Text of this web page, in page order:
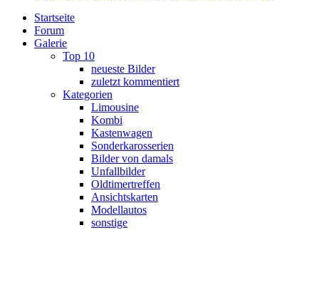
Startseite
Forum
Galerie
Top 10
neueste Bilder
zuletzt kommentiert
Kategorien
Limousine
Kombi
Kastenwagen
Sonderkarosserien
Bilder von damals
Unfallbilder
Oldtimertreffen
Ansichtskarten
Modellautos
sonstige